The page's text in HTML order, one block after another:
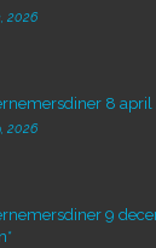
2026
8 april
2026
9